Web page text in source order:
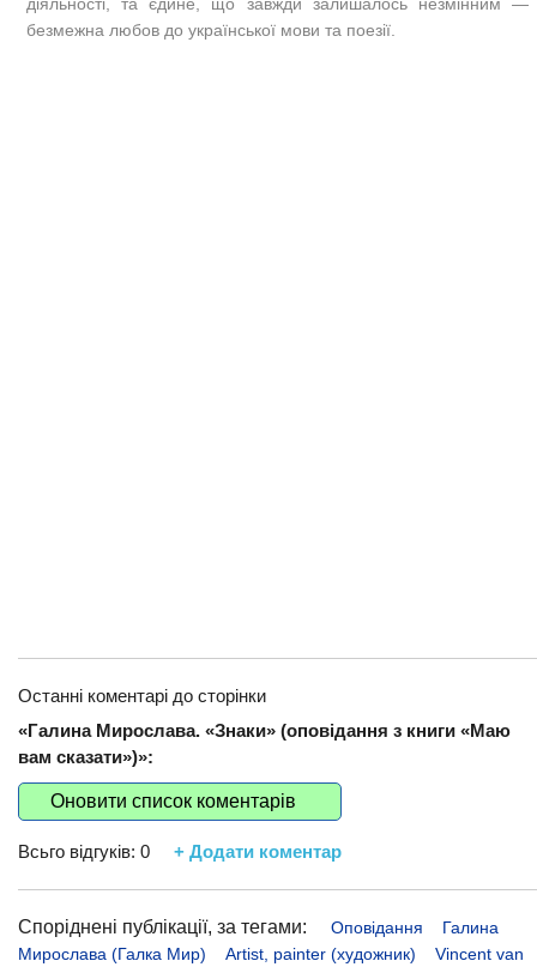
діяльності, та єдине, що завжди залишалось незмінним —
безмежна любов до української мови та поезії.
Останні коментарі до сторінки
«Галина Мирослава. «Знаки» (оповідання з книги «Маю
вам сказати»)»:
Оновити список коментарів
Всьго відгуків: 0 + Додати коментар
Споріднені публікації, за тегами: Оповідання
Галина
Мирослава (Галка Мир)
Artist, painter (художник)
Vincent van